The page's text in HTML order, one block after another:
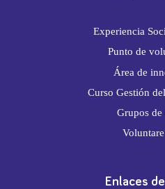
Experiencia
Punto de
Área de
Curso Gestión
Grupos de
Enlaces